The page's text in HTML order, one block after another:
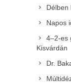
Délben
Napos
4–2-es
Kisvárdán
Dr.